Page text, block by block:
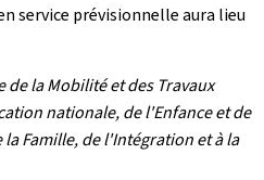
service prévisionnelle aura lieu
la Mobilité et des Travaux
nationale, de l'Enfance et de
Famille, de l'Intégration et à la